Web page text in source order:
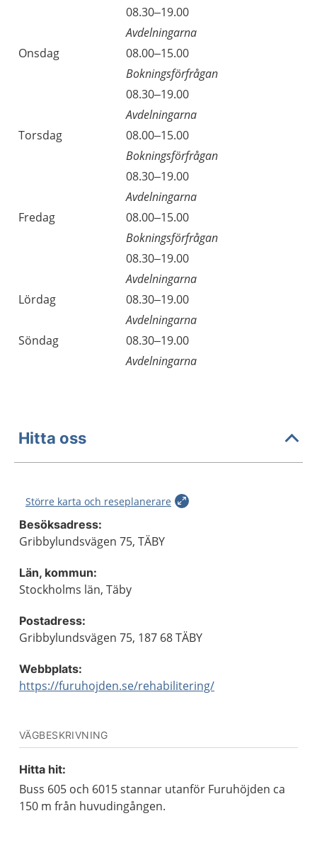
08.30–19.00
Avdelningarna
Onsdag
08.00–15.00
Bokningsförfrågan
08.30–19.00
Avdelningarna
Torsdag
08.00–15.00
Bokningsförfrågan
08.30–19.00
Avdelningarna
Fredag
08.00–15.00
Bokningsförfrågan
08.30–19.00
Avdelningarna
Lördag
08.30–19.00
Avdelningarna
Söndag
08.30–19.00
Avdelningarna
Hitta oss
Större karta och reseplanerare
Besöksadress:
Gribbylundsvägen 75, TÄBY
Län, kommun:
Stockholms län, Täby
Postadress:
Gribbylundsvägen 75, 187 68 TÄBY
Webbplats:
https://furuhojden.se/rehabilitering/
VÄGBESKRIVNING
Hitta hit:
Buss 605 och 6015 stannar utanför Furuhöjden ca
150 m från huvudingången.